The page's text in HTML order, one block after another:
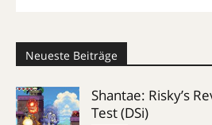
Neueste Beiträge
Shantae: Risky’s
Test (DSi)